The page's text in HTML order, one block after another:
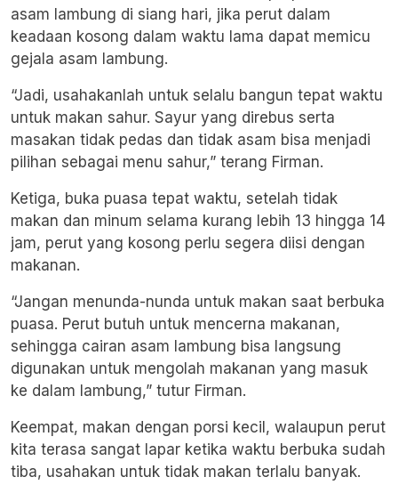
asam lambung di siang hari, jika perut dalam
keadaan kosong dalam waktu lama dapat memicu
gejala asam lambung.
“Jadi, usahakanlah untuk selalu bangun tepat waktu
untuk makan sahur. Sayur yang direbus serta
masakan tidak pedas dan tidak asam bisa menjadi
pilihan sebagai menu sahur,” terang Firman.
Ketiga, buka puasa tepat waktu, setelah tidak
makan dan minum selama kurang lebih 13 hingga 14
jam, perut yang kosong perlu segera diisi dengan
makanan.
“Jangan menunda-nunda untuk makan saat berbuka
puasa. Perut butuh untuk mencerna makanan,
sehingga cairan asam lambung bisa langsung
digunakan untuk mengolah makanan yang masuk
ke dalam lambung,” tutur Firman.
Keempat, makan dengan porsi kecil, walaupun perut
kita terasa sangat lapar ketika waktu berbuka sudah
tiba, usahakan untuk tidak makan terlalu banyak.